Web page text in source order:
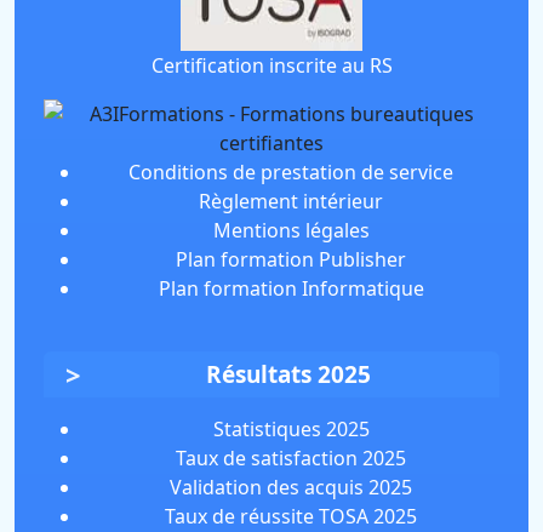
Certification inscrite au RS
Conditions de prestation de service
Règlement intérieur
Mentions légales
Plan formation Publisher
Plan formation Informatique
Résultats 2025
Statistiques 2025
Taux de satisfaction 2025
Validation des acquis 2025
Taux de réussite TOSA 2025